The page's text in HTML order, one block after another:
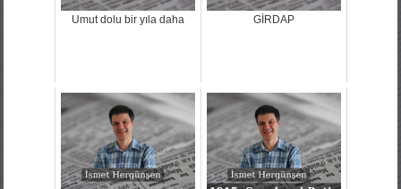
Umut dolu bir yıla daha GİRDAP